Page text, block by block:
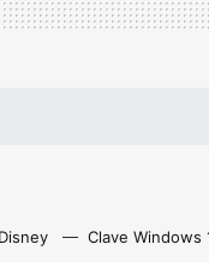
Clave Windows